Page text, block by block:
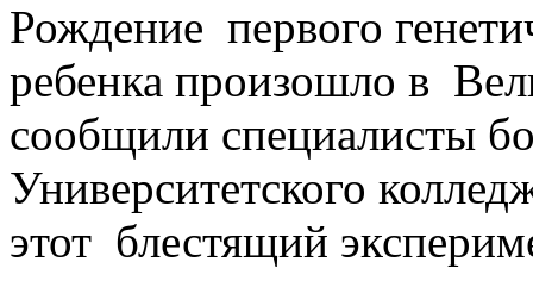
Рождение первого
ребенка произошло в
сообщили специалисты
Университетского
этот блестящий